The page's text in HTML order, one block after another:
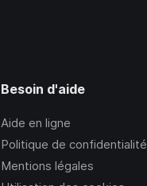
Besoin d'aide
Aide en ligne
Politique de confidentialité
Mentions légales